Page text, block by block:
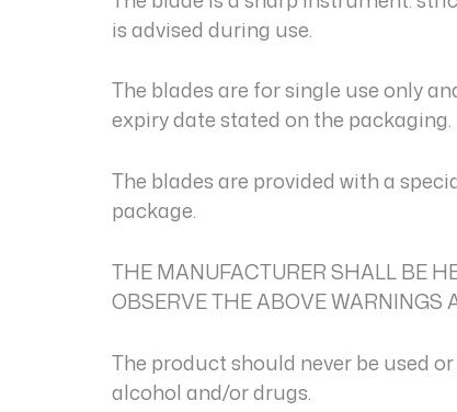
is advised during use.
The blades are for single use only
expiry date stated on the packaging.
The blades are provided with a
package.
THE MANUFACTURER SHALL BE
OBSERVE THE ABOVE WARNINGS
The product should never be used
alcohol and/or drugs.